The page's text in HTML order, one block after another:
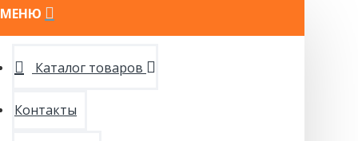
МЕНЮ
Каталог товаров
Контакты